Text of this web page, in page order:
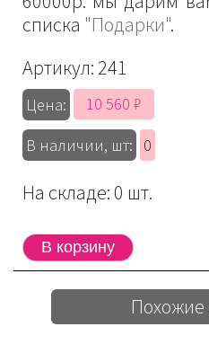
списка "Подарки".
Артикул: 241
Цена:
10 560 ₽
В наличии, шт:
0
На складе: 0 шт.
Похожие